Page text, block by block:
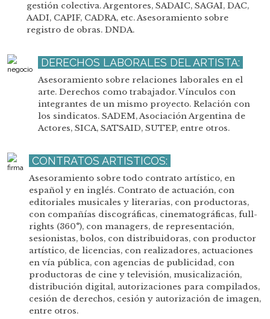
gestión colectiva. Argentores, SADAIC, SAGAI, DAC,
AADI, CAPIF, CADRA, etc. Asesoramiento sobre
registro de obras. DNDA.
DERECHOS LABORALES DEL ARTISTA:
Asesoramiento sobre relaciones laborales en el
arte. Derechos como trabajador. Vínculos con
integrantes de un mismo proyecto. Relación con
los sindicatos. SADEM, Asociación Argentina de
Actores, SICA, SATSAID, SUTEP, entre otros.
CONTRATOS ARTISTICOS:
Asesoramiento sobre todo contrato artístico, en
español y en inglés. Contrato de actuación, con
editoriales musicales y literarias, con productoras,
con compañías discográficas, cinematográficas, full-
rights (360°), con managers, de representación,
sesionistas, bolos, con distribuidoras, con productor
artístico, de licencias, con realizadores, actuaciones
en vía pública, con agencias de publicidad, con
productoras de cine y televisión, musicalización,
distribución digital, autorizaciones para compilados,
cesión de derechos, cesión y autorización de imagen,
entre otros.